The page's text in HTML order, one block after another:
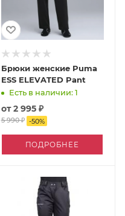
Брюки женские Puma
ESS ELEVATED Pant
Есть в наличии: 1
от2 995 ₽
5 990 ₽ -50%
ПОДРОБНЕЕ